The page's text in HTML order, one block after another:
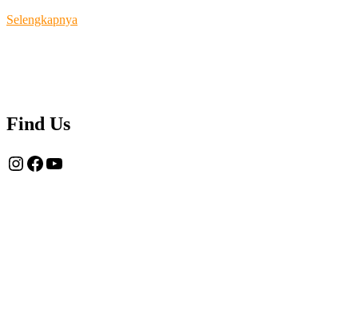
Selengkapnya
Find Us
Instagram
Facebook
YouTube